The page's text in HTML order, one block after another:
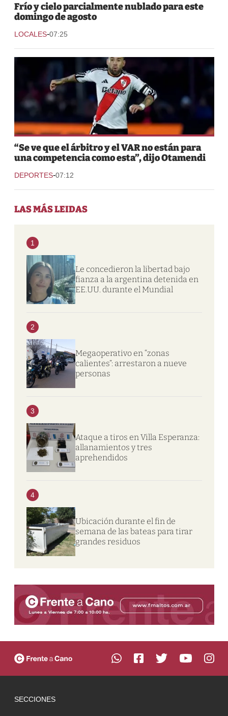
Frío y cielo parcialmente nublado para este
domingo de agosto
LOCALES-07:25
“Se ve que el árbitro y el VAR no están para
una competencia como esta”, dijo Otamendi
DEPORTES-07:12
LAS MÁS LEIDAS
1
Le concedieron la libertad bajo
fianza a la argentina detenida en
EE.UU. durante el Mundial
2
Megaoperativo en “zonas
calientes”: arrestaron a nueve
personas
3
Ataque a tiros en Villa Esperanza:
allanamientos y tres
aprehendidos
4
Ubicación durante el fin de
semana de las bateas para tirar
grandes residuos
SECCIONES